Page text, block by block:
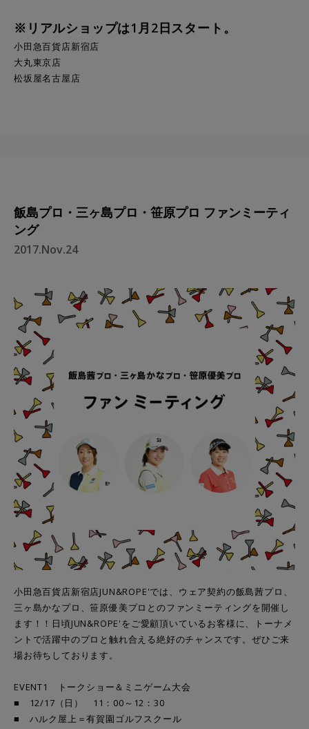
※ リアルショップは1月2日スタート。
小田急百貨店新宿店
大丸東京店
松坂屋名古屋店
飯島プロ・三ヶ島プロ・笹原プロ ファンミーティ
ング
2017.Nov.24
小田急百貨店新宿店JUN&ROPE'では、ウェア契約の飯島茜プロ、
三ヶ島かなプロ、笹原優美プロとのファンミーティングを開催し
ます！！日頃JUN&ROPE'をご愛顧頂いているお客様に、トーナメ
ントで活躍中のプロと触れ合える絶好のチャンスです。ぜひご来
場お待ちしております。
EVENT1 トークショー＆ミニゲーム大会
■ 12/17（日） 11：00～12：30
■ ハルク屋上＝有賀園ゴルフスクール